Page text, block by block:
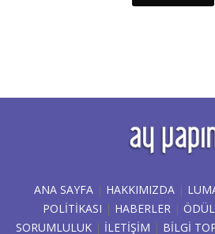
ANA SAYFA| HAKKIMIZDA|
POLITIKASI | HABERLER|
SORUMLULUK| İLETİŞİM | BİLGİ